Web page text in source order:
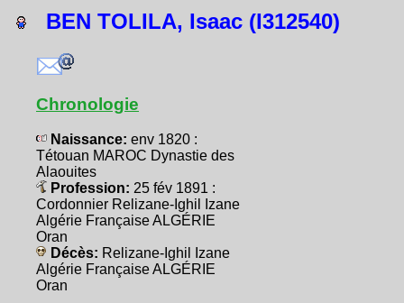
BEN TOLILA, Isaac (I312540)
Chronologie
Naissance: env 1820 :
Tétouan MAROC Dynastie des
Alaouites
Profession: 25 fév 1891 :
Cordonnier Relizane-Ighil Izane
Algérie Française ALGÉRIE
Oran
Décès: Relizane-Ighil Izane
Algérie Française ALGÉRIE
Oran